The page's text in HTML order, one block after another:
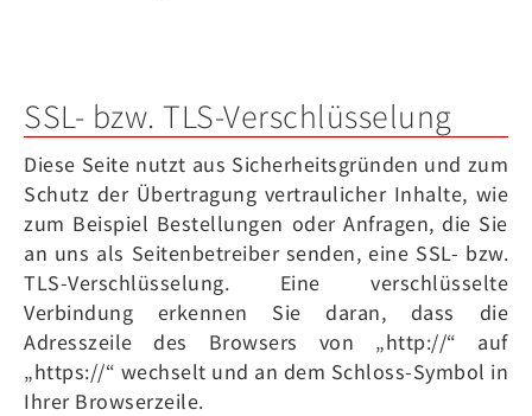
SSL- bzw. TLS-Verschlüsselung
Diese Seite nutzt aus Sicherheitsgründen und zum
Schutz der Übertragung vertraulicher Inhalte, wie
zum Beispiel Bestellungen oder Anfragen, die Sie
an uns als Seitenbetreiber senden, eine SSL- bzw.
TLS-Verschlüsselung. Eine verschlüsselte
Verbindung erkennen Sie daran, dass die
Adresszeile des Browsers von „http://“ auf
„https://“ wechselt und an dem Schloss-Symbol in
Ihrer Browserzeile.